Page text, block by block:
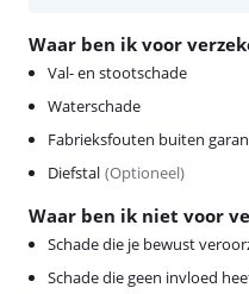
Waar ben ik voor
Val- en stootschade
Waterschade
Fabrieksfouten buiten
Diefstal (Optioneel)
Waar ben ik niet voor
Schade die je bewust
Schade die geen invloed